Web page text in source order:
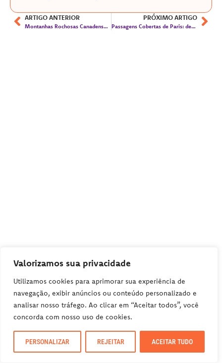
Valorizamos sua privacidade
Utilizamos cookies para aprimorar sua experiência de
navegação, exibir anúncios ou conteúdo personalizado e
analisar nosso tráfego. Ao clicar em “Aceitar todos”, você
concorda com nosso uso de cookies.
PERSONALIZAR REJEITAR ACEITAR TUDO
ARTIGO ANTERIOR
Montanhas Rochosas Canadenses – de Vancouver a Banff de carro
PRÓXIMO ARTIGO
Passagens Cobertas de Paris: descubra a Paris dos tempos áureos
LEIA NESTE ARTIGO:
PLANEJE A SUA VIAGEM
Reserve sua Hospedagem
Seguro Viagem